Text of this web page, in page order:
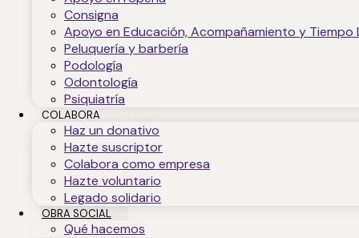
Consigna
Apoyo en Educación, Acompañamiento y Tiempo
Peluquería y barbería
Podología
Odontología
Psiquiatría
COLABORA
Haz un donativo
Hazte suscriptor
Colabora como empresa
Hazte voluntario
Legado solidario
OBRA SOCIAL
Qué hacemos
IQNetES 2023-0258